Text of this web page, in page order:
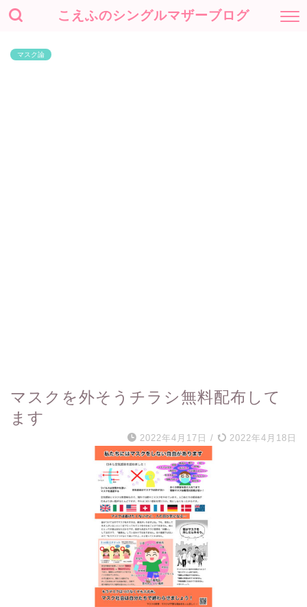
こえふのシングルマザーブログ
マスク論
マスクを外そうチラシ無料配布して
ます
2022年4月17日 / 2022年4月18日